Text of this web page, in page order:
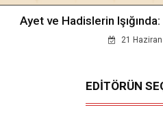
Ayet ve Hadislerin
21
EDİTÖRÜN